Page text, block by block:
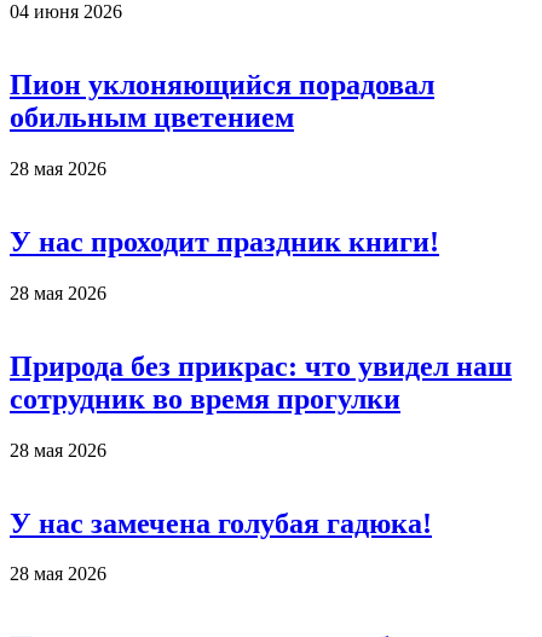
04 июня 2026
Пион уклоняющийся порадовал
обильным цветением
28 мая 2026
У нас проходит праздник книги!
28 мая 2026
Природа без прикрас: что увидел наш
сотрудник во время прогулки
28 мая 2026
У нас замечена голубая гадюка!
28 мая 2026